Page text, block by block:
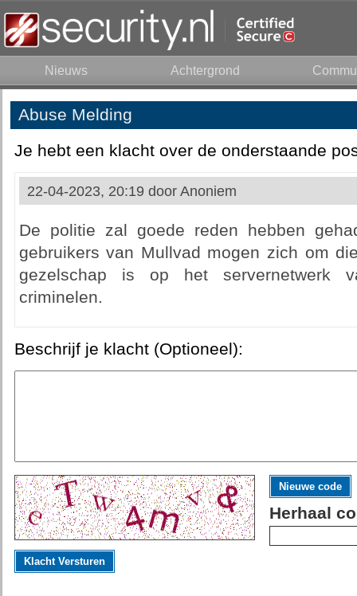
Nieuws Achtergrond
Abuse Melding
Je hebt een klacht over de onderstaande
22-04-2023, 20:19 door Anoniem
De politie zal goede reden hebben
gebruikers van Mullvad mogen zich om
gezelschap is op het servernetwerk
criminelen.
Beschrijf je klacht (Optioneel):
Nieuwe code
Herhaal
Klacht Versturen